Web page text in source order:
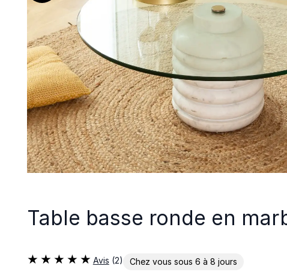
Table basse ronde en
Avis (2) Chez vous sous 6 à 8 jours